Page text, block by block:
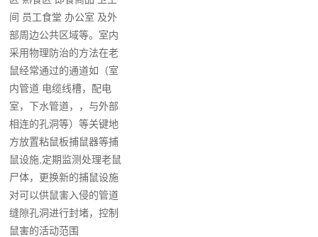
间 员工食堂 办公室 及外
部周边公共区域等。室内
采用物理防治的方法在老
鼠经常通过的通道如（室
内管道 电缆线槽，配电
室，下水管道，，与外部
相连的孔洞等）等关键地
方放置粘鼠板捕鼠器等捕
鼠设施,定期监测处理老鼠
尸体，更换新的捕鼠设施
对可以供鼠害入侵的管道
缝隙孔洞进行封堵，控制
鼠害的活动范围